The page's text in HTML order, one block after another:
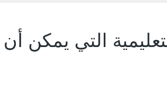
التي يمكن